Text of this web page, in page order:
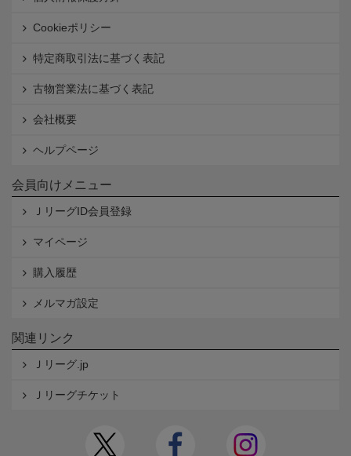
Cookieポリシー
特定商取引法に基づく表記
古物営業法に基づく表記
会社概要
ヘルプページ
会員向けメニュー
ＪリーグID会員登録
マイページ
購入履歴
メルマガ設定
関連リンク
Ｊリーグ.jp
Ｊリーグチケット